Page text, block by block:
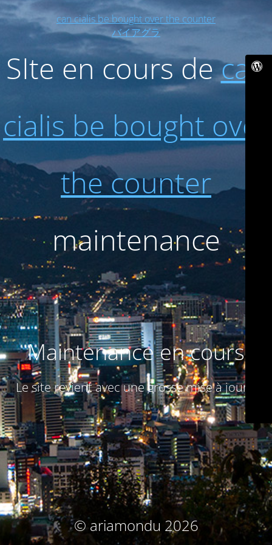
can cialis be bought over the counter
バイアグラ
SIte en cours decan
cialis be bought over
the counter
maintenance
Maintenance en cours
Le site revient avec une grosse mise à jour :)
© ariamondu 2026